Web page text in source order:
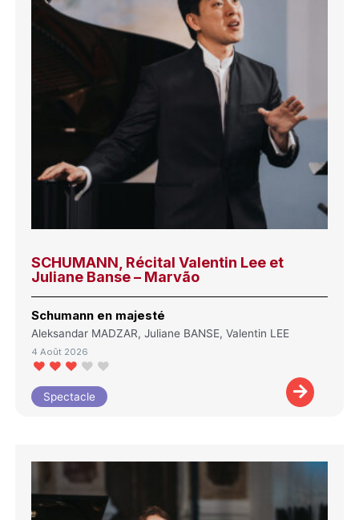
SCHUMANN, Récital Valentin Lee et
Juliane Banse – Marvão
Schumann en majesté
Aleksandar MADZAR, Juliane BANSE, Valentin LEE
4 Août 2026
Spectacle